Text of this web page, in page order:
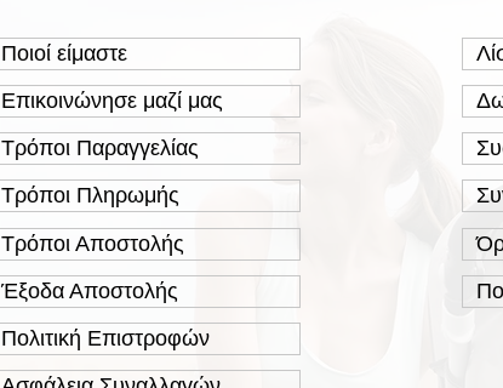
Ποιοί είμαστε
Επικοινώνησε μαζί μας
Τρόποι Παραγγελίας
Τρόποι Πληρωμής
Τρόποι Αποστολής
Έξοδα Αποστολής
Πολιτική Επιστροφών